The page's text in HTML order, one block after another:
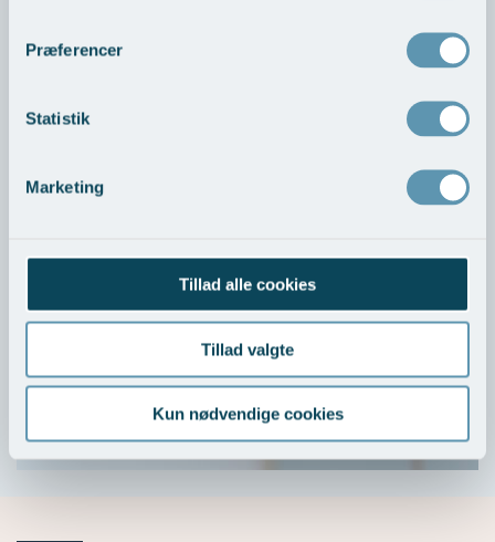
Præferencer
Statistik
Marketing
Tillad alle cookies
Tillad valgte
Kun nødvendige cookies
os på, at der ikke går mere end tre til fire uger fra du
Ring på
>
Søvnbehandling - priser
>